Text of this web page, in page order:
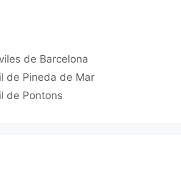
de Barcelona
de Pineda de Mar
de Pontons